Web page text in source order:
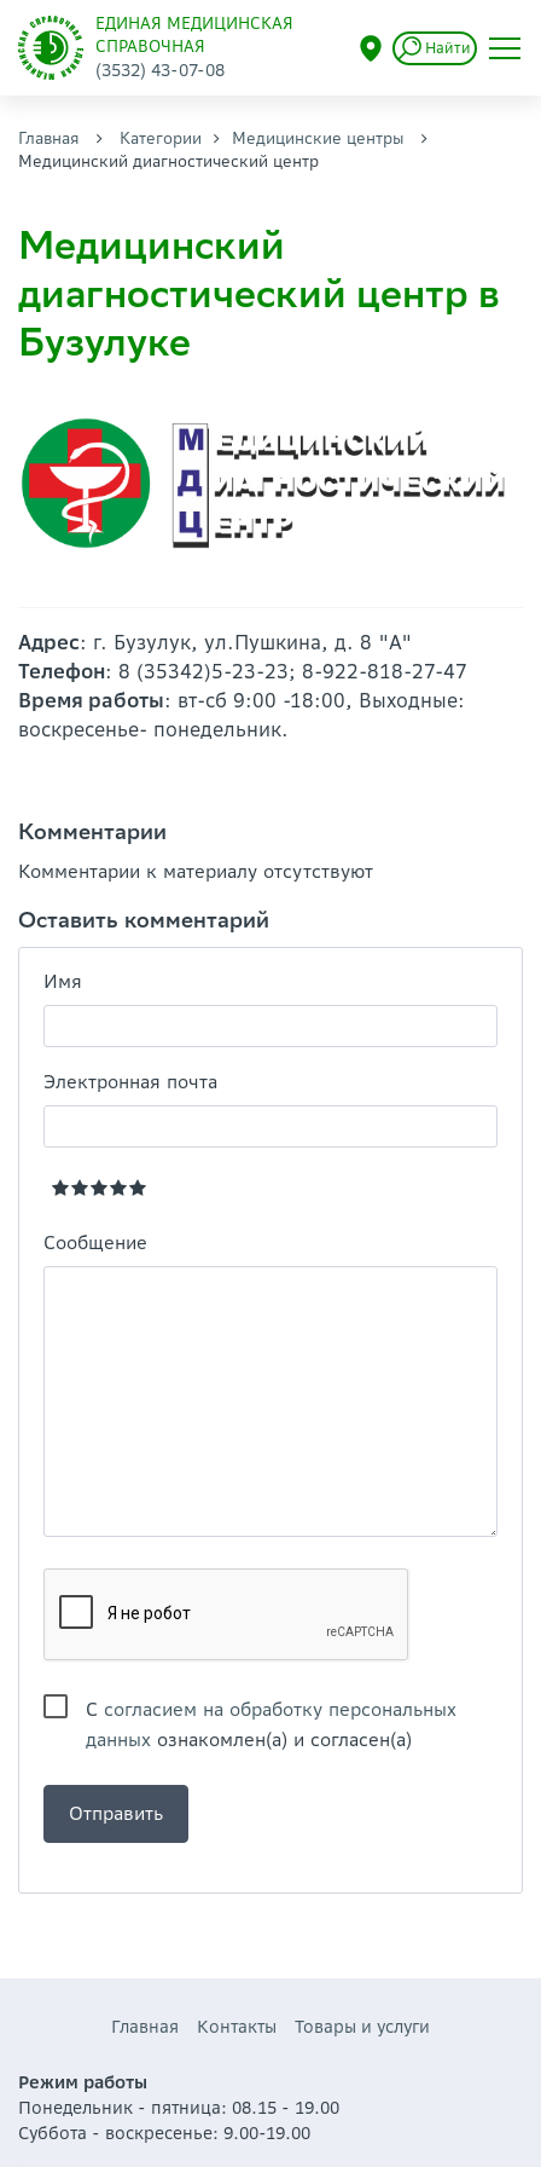
ЕДИНАЯ МЕДИЦИНСКАЯ
СПРАВОЧНАЯ
(3532) 43-07-08
Найти
Главная Категории
Медицинские центры
Медицинский диагностический центр
Медицинский
диагностический центр в
Бузулуке
Адрес: г. Бузулук, ул.Пушкина, д. 8 "А"
Телефон: 8 (35342)5-23-23; 8-922-818-27-47
Время работы: вт-сб 9:00 -18:00, Выходные:
воскресенье- понедельник.
Комментарии
Комментарии к материалу отсутствуют
Оставить комментарий
Имя
Электронная почта
Сообщение
С согласием на обработку персональных
данных ознакомлен(а) и согласен(а)
Главная Контакты Товары и услуги
Режим работы
Понедельник - пятница: 08.15 - 19.00
Суббота - воскресенье: 9.00-19.00